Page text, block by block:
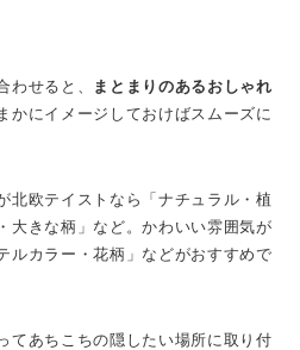
わせると、
まとまりのあるおしゃれ
かにイメージしておけばスムーズに
北欧テイストなら「ナチュラル・植
大きな柄」など。かわいい雰囲気が
ルカラー・花柄」などがおすすめで
てあちこちの隠したい場所に取り付